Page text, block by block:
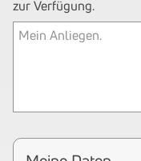
zur Verfügung.
Mein